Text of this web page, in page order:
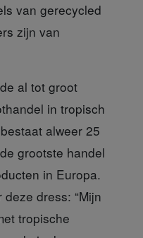
van gerecycled
zijn van
al tot groot
in tropisch
alweer 25
grootste handel
in Europa.
dress: “Mijn
tropische